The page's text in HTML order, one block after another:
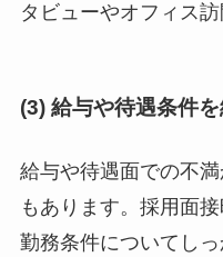
タビューやオフィス
(3) 給与や待遇条件
給与や待遇面での不
もあります。採用面
勤務条件についてし